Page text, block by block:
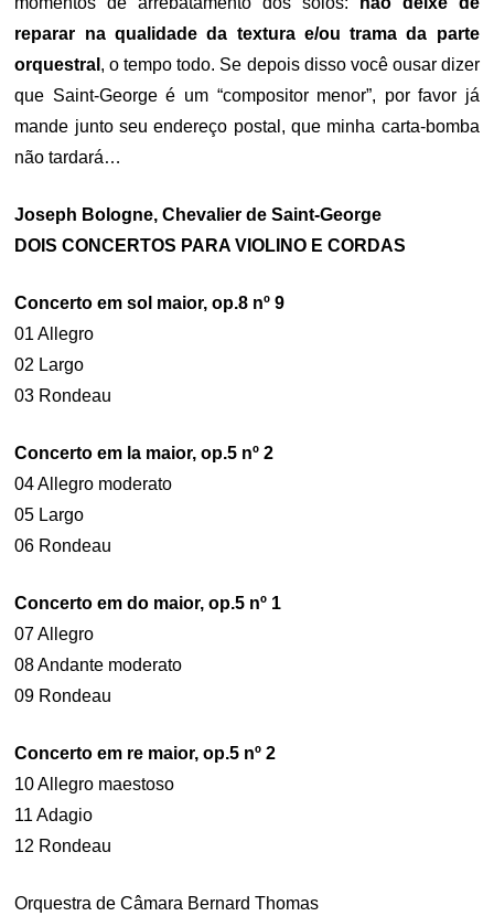
reparar na qualidade da textura e/ou trama da parte
orquestral , o tempo todo. Se depois disso você ousar dizer
que Saint-George é um “compositor menor”, por favor já
mande junto seu endereço postal, que minha carta-bomba
não tardará…
Joseph Bologne, Chevalier de Saint-George
DOIS CONCERTOS PARA VIOLINO E CORDAS
Concerto em sol maior, op.8 nº 9
01 Allegro
02 Largo
03 Rondeau
Concerto em la maior, op.5 nº 2
04 Allegro moderato
05 Largo
06 Rondeau
Concerto em do maior, op.5 nº 1
07 Allegro
08 Andante moderato
09 Rondeau
Concerto em re maior, op.5 nº 2
10 Allegro maestoso
11 Adagio
12 Rondeau
Orquestra de Câmara Bernard Thomas